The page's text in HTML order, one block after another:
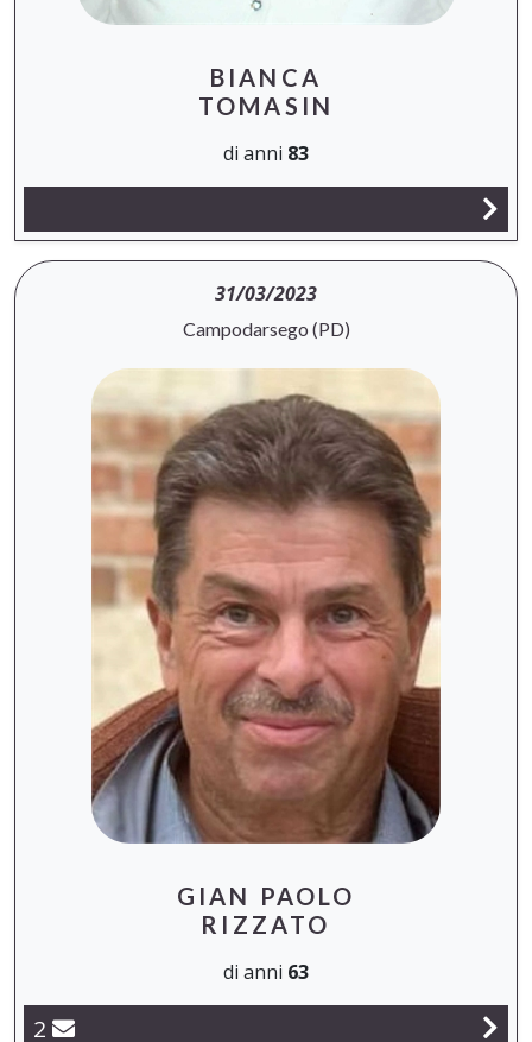
BIANCA
TOMASIN
di anni 83
31/03/2023
Campodarsego (PD)
GIAN PAOLO
RIZZATO
di anni 63
2